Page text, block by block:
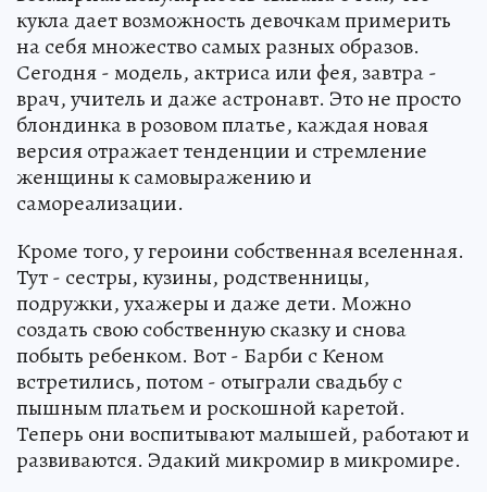
кукла дает возможность девочкам примерить
на себя множество самых разных образов.
Сегодня - модель, актриса или фея, завтра -
врач, учитель и даже астронавт. Это не просто
блондинка в розовом платье, каждая новая
версия отражает тенденции и стремление
женщины к самовыражению и
самореализации.
Кроме того, у героини собственная вселенная.
Тут - сестры, кузины, родственницы,
подружки, ухажеры и даже дети. Можно
создать свою собственную сказку и снова
побыть ребенком. Вот - Барби с Кеном
встретились, потом - отыграли свадьбу с
пышным платьем и роскошной каретой.
Теперь они воспитывают малышей, работают и
развиваются. Эдакий микромир в микромире.